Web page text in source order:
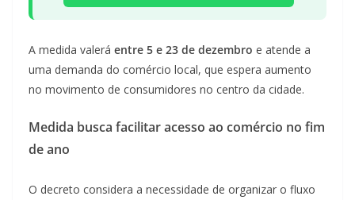
A medida valerá entre 5 e 23 de dezembro e atende a
uma demanda do comércio local, que espera aumento
no movimento de consumidores no centro da cidade.
Medida busca facilitar acesso ao comércio no fim
de ano
O decreto considera a necessidade de organizar o fluxo